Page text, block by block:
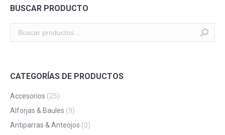
BUSCAR PRODUCTO
CATEGORÍAS DE PRODUCTOS
Accesorios (25)
Alforjas & Baules (9)
Antiparras & Anteojos (0)